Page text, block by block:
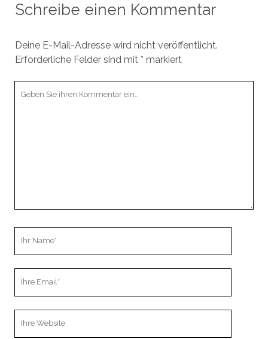
Schreibe einen Kommentar
Deine E-Mail-Adresse wird nicht veröffentlicht.
Erforderliche Felder sind mit * markiert